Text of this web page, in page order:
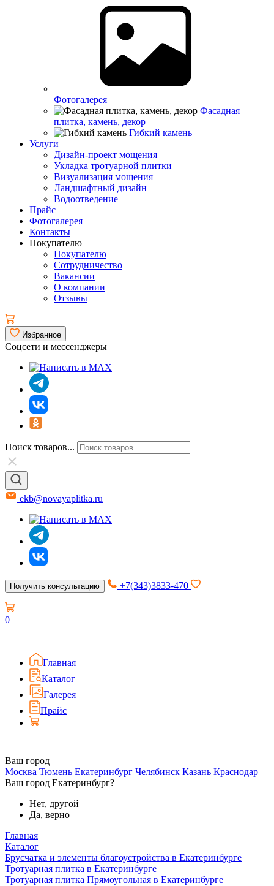
Фотогалерея
Фасадная
плитка, камень, декор
Гибкий камень
Услуги
Дизайн-проект мощения
Укладка тротуарной плитки
Визуализация мощения
Ландшафтный дизайн
Водоотведение
Прайс
Фотогалерея
Контакты
Покупателю
Покупателю
Сотрудничество
Вакансии
О компании
Отзывы
Избранное
Соцсети и мессенджеры
Поиск товаров...
ekb@novayaplitka.ru
Получить консультацию +7(343)3833-470
0
Главная
Каталог
Галерея
Прайс
Ваш город
Москва Тюмень Екатеринбург Челябинск Казань Краснодар
Ваш город Екатеринбург?
Нет, другой
Да, верно
Главная
Каталог
Брусчатка и элементы благоустройства в Екатеринбурге
Тротуарная плитка в Екатеринбурге
Тротуарная плитка Прямоугольная в Екатеринбурге